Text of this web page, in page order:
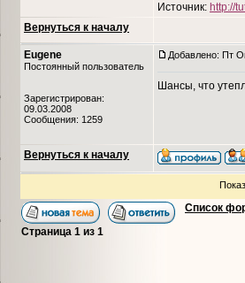
Источник: http://
Вернуться к началу
Eugene
Постоянный пользователь
Зарегистрирован:
09.03.2008
Сообщения: 1259
Добавлено: Пт
Шансы, что
Вернуться к началу
Список
Страница 1 из 1